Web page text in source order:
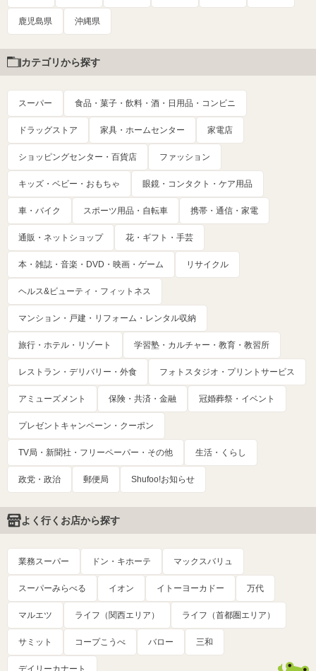
鹿児島県 沖縄県
カテゴリから探す
スーパー 食品・菓子・飲料・酒・日用品・コンビニ
ドラッグストア 家具・ホームセンター 家電店
ショッピングセンター・百貨店 ファッション
キッズ・ベビー・おもちゃ 眼鏡・コンタクト・ケア用品
車・バイク スポーツ用品・自転車 携帯・通信・家電
通販・ネットショップ 花・ギフト・手芸
本・雑誌・音楽・DVD・映画・ゲーム リサイクル
ヘルス&ビューティ・フィットネス
マンション・戸建・リフォーム・レンタル収納
旅行・ホテル・リゾート 学習塾・カルチャー・教育・教習所
レストラン・デリバリー・外食 フォトスタジオ・プリントサービス
アミューズメント 保険・共済・金融 冠婚葬祭・イベント
プレゼントキャンペーン・クーポン
TV局・新聞社・フリーペーパー・その他 生活・くらし
政党・政治 郵便局 Shufoo!お知らせ
よく行くお店から探す
業務スーパー ドン・キホーテ マックスバリュ
スーパーみらべる イオン イトーヨーカドー 万代
マルエツ ライフ（関西エリア） ライフ（首都圏エリア）
サミット コープこうべ バロー 三和
デイリーカナート